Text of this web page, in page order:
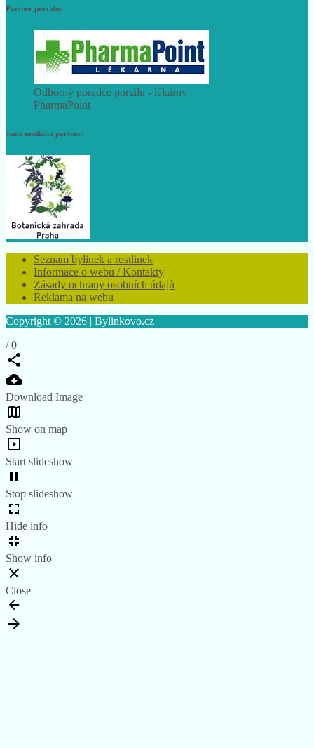
Partner portálu:
Odborný poradce portálu - lékárny
PharmaPoint
Jsme mediální partner:
Seznam bylinek a rostlinek
Informace o webu / Kontakty
Zásady ochrany osobních údajů
Reklama na webu
Copyright © 2026 | Bylinkovo.cz
/0
Download Image
Show on map
Start slideshow
Stop slideshow
Hide info
Show info
Close